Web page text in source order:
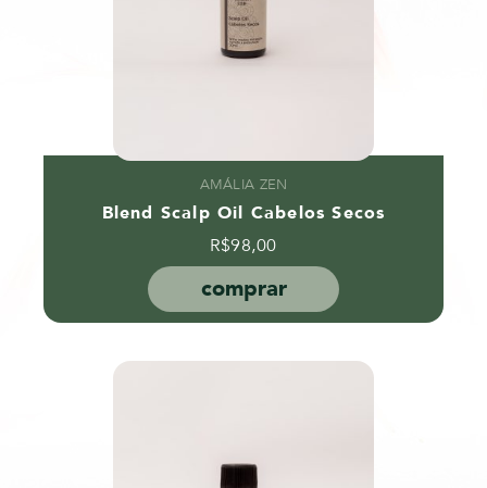
AMÁLIA ZEN
Blend Scalp Oil Cabelos Secos
R$98,00
comprar